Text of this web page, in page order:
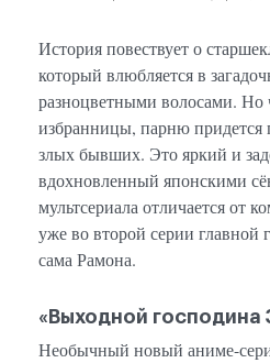
История повествует о
который влюбляется в
разноцветными волосами. Но
избранницы, парню придется
злых бывших. Это яркий и
вдохновленный японскими
мультсериала отличается от
уже во второй серии главной
сама Рамона.
«Выходной господина
Необычный новый аниме-